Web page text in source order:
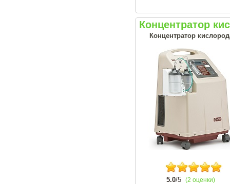
Концентратор
Концентратор
5.0/5 (2 оценки)